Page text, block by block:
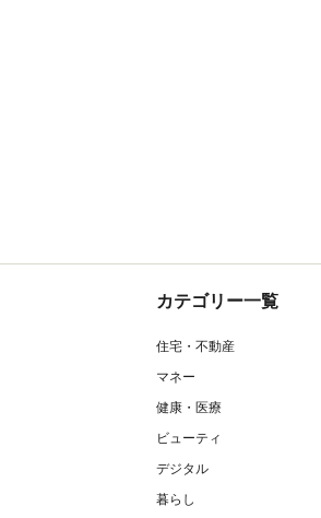
カテゴリー一覧
住宅・不動産
マネー
健康・医療
ビューティ
デジタル
暮らし